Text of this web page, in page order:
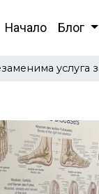
Начало Блог
услуга